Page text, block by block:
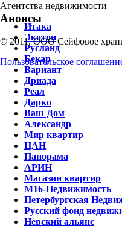
Агентства недвижимости
Итака
Экотон
Русланд
Бекар
Вариант
Дриада
Реал
Дарко
Ваш Дом
Александр
Мир квартир
ЦАН
Панорама
АРИН
Магазин квартир
М16-Недвижимость
Петербургская
Русский фонд
Невский альянс
Анонсы
© 2011, ООО Сейфовое
Пользовательское